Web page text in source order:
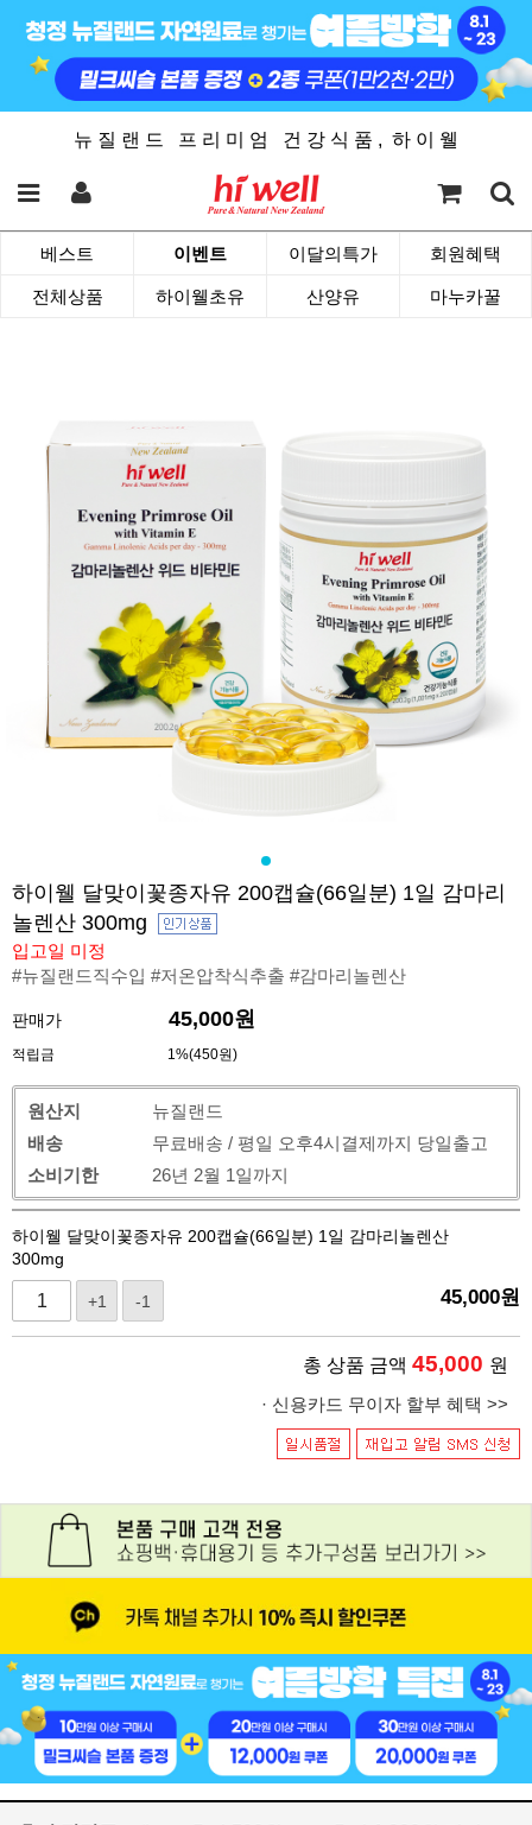
뉴 질 랜 드 프 리 미 엄 건 강 식 품 , 하 이 웰
베스트 이벤트 이달의특가 회원혜택
전체상품 하이웰초유 산양유 마누카꿀
하이웰 달맞이꽃종자유 200캡슐(66일분) 1일 감마리
놀렌산 300mg
입고일 미정
#뉴질랜드직수입 #저온압착식추출 #감마리놀렌산
판매가 45,000원
적립금 1%(450원)
원산지
뉴질랜드
배송
무료배송 / 평일 오후4시결제까지 당일출고
소비기한
26년 2월 1일까지
하이웰 달맞이꽃종자유 200캡슐(66일분) 1일 감마리놀렌산
300mg
+1 -1 45,000원
총 상품 금액 45,000 원
· 신용카드 무이자 할부 혜택 >>